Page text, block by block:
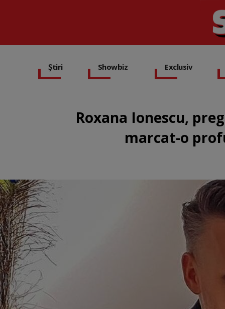
Știri Showbiz Exclusiv
Roxana Ionescu,
marcat-o